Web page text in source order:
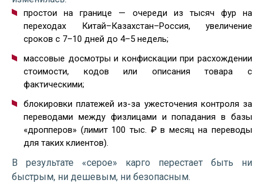
простои на границе — очереди из тысяч фур на
переходах Китай–Казахстан–Россия, увеличение
сроков с 7–10 дней до 4–5 недель;
массовые досмотры и конфискации при расхождении
стоимости, кодов или описания товара с
фактическими;
блокировки платежей из-за ужесточения контроля за
переводами между физлицами и попадания в базы
«дропперов» (лимит 100 тыс. ₽ в месяц на переводы
для таких клиентов).
В результате «серое» карго перестает быть ни
быстрым, ни дешевым, ни безопасным.